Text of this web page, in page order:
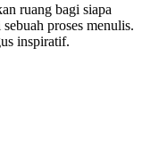
ruang bagi siapa
proses menulis.
inspiratif.